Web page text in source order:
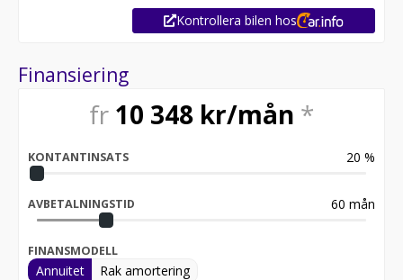
Kontrollera bilen hos
Finansiering
fr 10 348 kr/mån *
KONTANTINSATS 20 %
AVBETALNINGSTID 60 mån
FINANSMODELL
Annuitet Rak amortering